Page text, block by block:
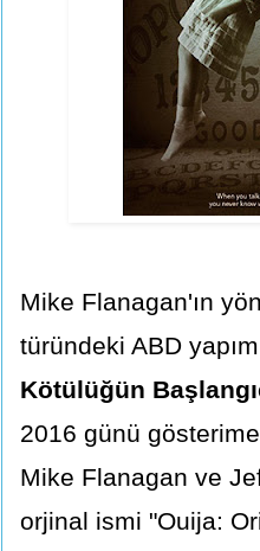
Mike Flanagan'ın
türündeki ABD
Kötülüğün
2016 günü
Mike Flanagan ve
orjinal ismi "Ouija: